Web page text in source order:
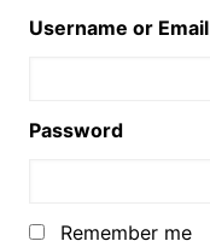
Username or Email
Password
Remember me